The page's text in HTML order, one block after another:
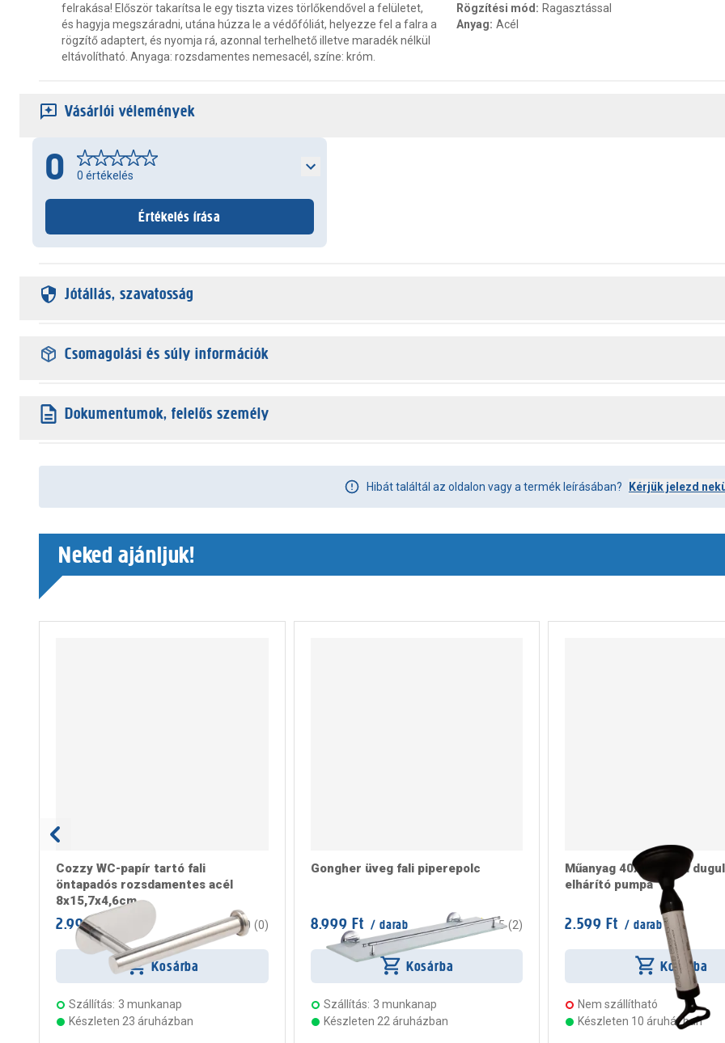
felrakása! Először takarítsa le egy tiszta vizes törlőkendővel a felületet,
és hagyja megszáradni, utána húzza le a védőfóliát, helyezze fel a falra a
rögzítő adaptert, és nyomja rá, azonnal terhelhető illetve maradék nélkül
eltávolítható. Anyaga: rozsdamentes nemesacél, színe: króm.
Rögzítési mód : Ragasztással
Anyag: Acél
Vásárlói vélemények
0 0 értékelés
Értékelés írása
Jótállás, szavatosság
Csomagolási és súly információk
Dokumentumok, felelős személy
Hibát találtál az oldalon vagy a termék leírásában? Kérjük jelezd
Neked ajánljuk!
Cozzy WC-papír tartó fali
öntapadós rozsdamentes acél
8x15,7x4,6cm
2.999 Ft / darab 0 (0)
Kosárba
Szállítás: 3 munkanap
Készleten 23 áruházban
Gongher üveg fali piperepolc
8.999 Ft / darab 4.5 (2)
Kosárba
Szállítás: 3 munkanap
Készleten 22 áruházban
Műanyag 40x16x7 cm
elhárító pumpa
2.599 Ft / darab
Kosárba
Nem szállítható
Készleten 10 áruházban